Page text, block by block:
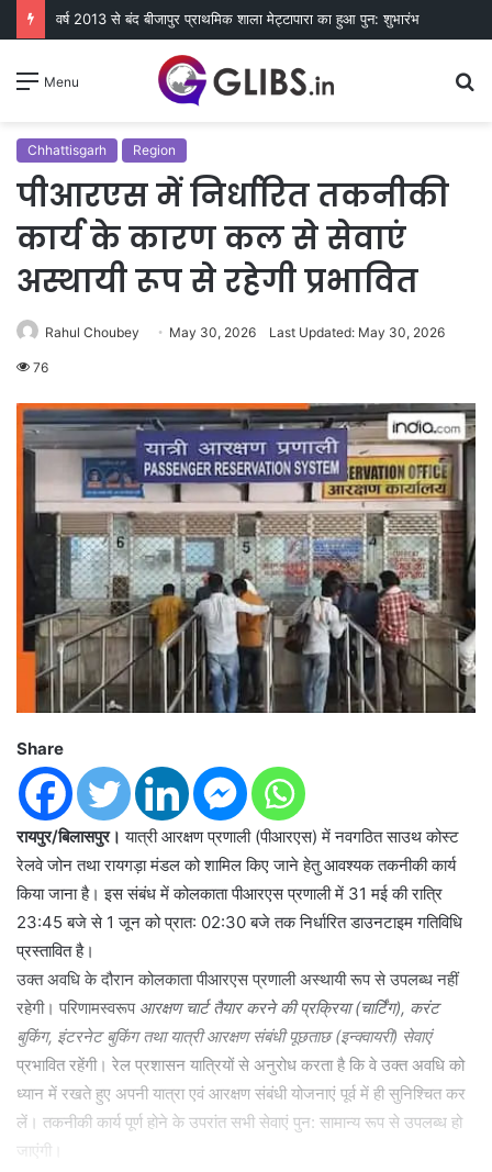
वर्ष 2013 से बंद बीजापुर प्राथमिक शाला मेट्टापारा का हुआ पुन: शुभारंभ
Menu
Chhattisgarh Region
पीआरएस में निर्धारित तकनीकी
कार्य के कारण कल से सेवाएं
अस्थायी रूप से रहेगी प्रभावित
Rahul Choubey May 30, 2026 Last Updated: May 30, 2026
76
Share
रायपुर/बिलासपुर। यात्री आरक्षण प्रणाली (पीआरएस) में नवगठित साउथ कोस्ट
रेलवे जोन तथा रायगड़ा मंडल को शामिल किए जाने हेतु आवश्यक तकनीकी कार्य
किया जाना है। इस संबंध में कोलकाता पीआरएस प्रणाली में 31 मई की रात्रि
23:45 बजे से 1 जून को प्रात: 02:30 बजे तक निर्धारित डाउनटाइम गतिविधि
प्रस्तावित है।
उक्त अवधि के दौरान कोलकाता पीआरएस प्रणाली अस्थायी रूप से उपलब्ध नहीं
रहेगी। परिणामस्वरूप आरक्षण चार्ट तैयार करने की प्रक्रिया (चार्टिंग), करंट
बुकिंग, इंटरनेट बुकिंग तथा यात्री आरक्षण संबंधी पूछताछ (इन्क्वायरी) सेवाएं
प्रभावित रहेंगी। रेल प्रशासन यात्रियों से अनुरोध करता है कि वे उक्त अवधि को
ध्यान में रखते हुए अपनी यात्रा एवं आरक्षण संबंधी योजनाएं पूर्व में ही सुनिश्चित कर
लें। तकनीकी कार्य पूर्ण होने के उपरांत सभी सेवाएं पुन: सामान्य रूप से उपलब्ध हो
जाएंगी।